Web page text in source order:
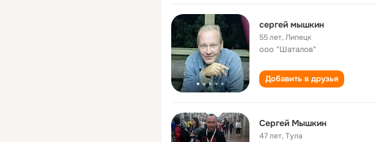
сергей мышкин
55 лет,Липецк
ооо "Шаталов"
Добавить в друзья
Сергей Мышкин
47 лет,Тула